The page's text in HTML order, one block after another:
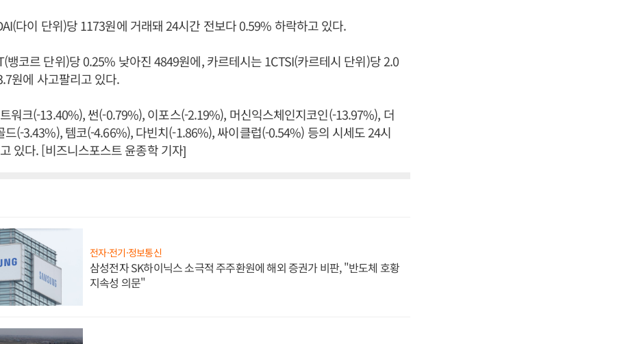
다이 단위)당 1173원에 거래돼 24시간 전보다 0.59% 하락하고 있다.
뱅코르 단위)당 0.25% 낮아진 4849원에, 카르테시는 1CTSI(카르테시 단위)당 2.0
원에 사고팔리고 있다.
워크(-13.40%), 썬(-0.79%), 이포스(-2.19%), 머신익스체인지코인(-13.97%), 더
드(-3.43%), 템코(-4.66%), 다빈치(-1.86%), 싸이클럽(-0.54%) 등의 시세도 24시
있다. [비즈니스포스트 윤종학 기자]
전자·전기·정보통신
삼성전자 SK하이닉스 소극적 주주환원에 해외 증권가 비판, "반도체 호황
지속성 의문"